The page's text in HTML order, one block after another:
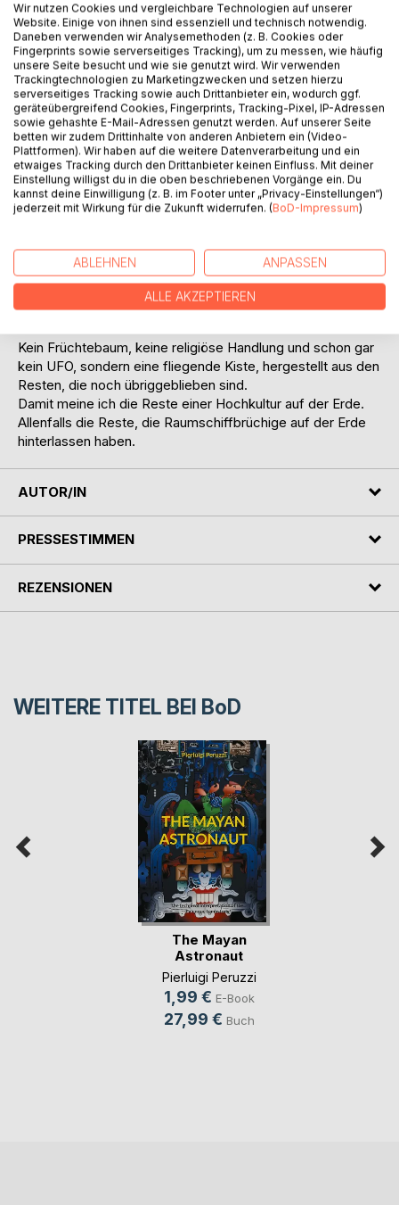
BESCHREIBUNG
Der Irre von Palenque in seiner fliegenden Kiste
Wie viele andere auch, lässt mich die Abbildung auf der
Grabplatte von Palenque nicht los. Das Bild selbst kann
man keinesfalls interpretieren. Es ist ein Fluggerät, dass
sich schon anstrengen, um etwas Anderes "interpretieren"
zu wollen, wenn man kein Fluggerät sehen will.
Man sieht einen Mann, in Reitstellung wie auf einem
Motorrad, mit Wind in den Haaren. Rundherum Schalter und
Kein Früchtebaum, keine religiöse Handlung und schon gar
kein UFO, sondern eine fliegende Kiste, hergestellt aus den
Resten, die noch übriggeblieben sind.
Damit meine ich die Reste einer Hochkultur auf der Erde.
Allenfalls die Reste, die Raumschiffbrüchige auf der Erde
hinterlassen haben.
AUTOR/IN
PRESSESTIMMEN
REZENSIONEN
WEITERE TITEL BEI BoD
The Mayan
Astronaut
Pierluigi Peruzzi
1,99 € E-Book
27,99 € Buch
Wir nutzen Cookies und vergleichbare Technologien auf unserer
Website. Einige von ihnen sind essenziell und technisch notwendig.
Daneben verwenden wir Analysemethoden (z. B. Cookies oder
Fingerprints sowie serverseitiges Tracking), um zu messen, wie häufig
unsere Seite besucht und wie sie genutzt wird. Wir verwenden
Trackingtechnologien zu Marketingzwecken und setzen hierzu
serverseitiges Tracking sowie auch Drittanbieter ein, wodurch ggf.
geräteübergreifend Cookies, Fingerprints, Tracking-Pixel, IP-Adressen
sowie gehashte E-Mail-Adressen genutzt werden. Auf unserer Seite
betten wir zudem Drittinhalte von anderen Anbietern ein (Video-
Plattformen). Wir haben auf die weitere Datenverarbeitung und ein
etwaiges Tracking durch den Drittanbieter keinen Einfluss. Mit deiner
Einstellung willigst du in die oben beschriebenen Vorgänge ein. Du
kannst deine Einwilligung (z. B. im Footer unter „Privacy-Einstellungen“)
jederzeit mit Wirkung für die Zukunft widerrufen. (BoD-Impressum)
ABLEHNEN ANPASSEN
ALLE AKZEPTIEREN